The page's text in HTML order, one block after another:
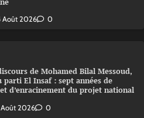
Août 2026 0
de Mohamed Bilal Messoud,
parti El Insaf : sept années de
d’enracinement du projet national
Août 2026 0